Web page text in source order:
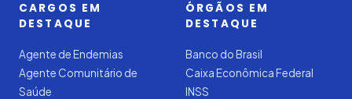
CARGOS EM
DESTAQUE
Agente de Endemias
Agente Comunitário de
Saúde
ÓRGÃOS EM
DESTAQUE
Banco do Brasil
Caixa Econômica Federal
INSS